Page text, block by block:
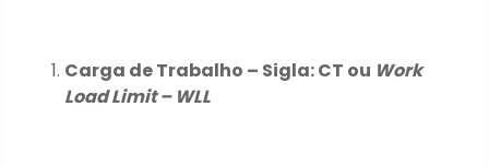
Carga de Trabalho – Sigla: CT ou Work
Load Limit – WLL